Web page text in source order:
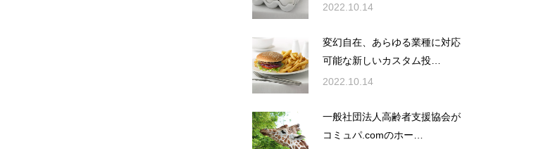
2022.10.14
変幻自在、あらゆる業種に対応
可能な新しいカスタム投…
2022.10.14
一般社団法人高齢者支援協会が
コミュパ.comのホー…